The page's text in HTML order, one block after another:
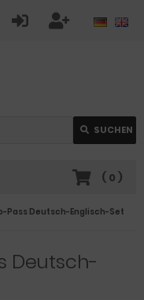
SUCHEN
( 0 )
Pass Deutsch-Englisch-Set
Deutsch-